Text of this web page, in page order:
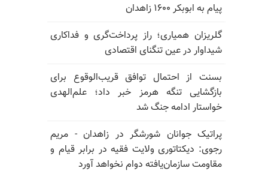
پیام به ابوبکر ۱۶۰۰ زاهدان
گلریزان همیاری؛ راز پرداخت‌گری و فداکاری
شیداوار در عین تنگنای اقتصادی
بسنت از احتمال توافق قریب‌الوقوع برای
بازگشایی تنگه هرمز خبر داد؛ علم‌الهدی
خواستار ادامه جنگ شد
پراتیک جوانان شورشگر در زاهدان - مریم
رجوی: دیکتاتوری ولایت فقیه در برابر قیام و
مقاومت سازمان‌یافته دوام نخواهد آورد